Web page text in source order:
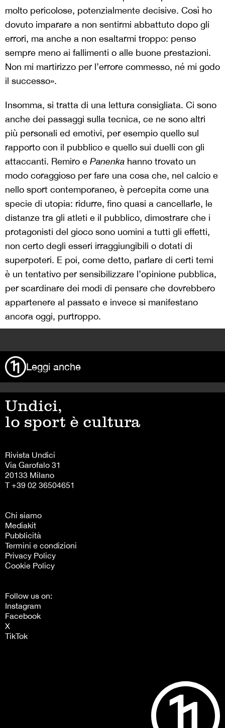
molto pericolose, potenzialmente decisive. Così ho
dovuto imparare a non sentirmi abbattuto dopo gli
errori, ma anche a non esaltarmi troppo: penso
sempre meno ai fallimenti o alle buone prestazioni.
Non mi martirizzo per l’errore commesso, né mi godo
il successo».
Insomma, si tratta di una lettura consigliata. Ci sono
anche dei passaggi sulla tecnica, ce ne sono altri
più personali ed emotivi, per esempio quello sul
rapporto con il pubblico e quello sui duelli con gli
attaccanti. Remiro e Panenka hanno trovato un
modo coraggioso per fare una cosa che, nel calcio e
nello sport contemporaneo, è percepita come una
specie di utopia: ridurre, fino quasi a cancellarle, le
distanze tra gli atleti e il pubblico, dimostrare che i
protagonisti del gioco sono uomini a tutti gli effetti,
non certo degli esseri irraggiungibili o dotati di
superpoteri. E poi, come detto, parlare di certi temi
è un tentativo per sensibilizzare l’opinione pubblica,
per scardinare dei modi di pensare che dovrebbero
appartenere al passato e invece si manifestano
ancora oggi, purtroppo.
Leggi anche
Undici,
lo sport è cultura
Rivista Undici
Via Garofalo 31
20133 Milano
T +39 02 36504651
Chi siamo
Mediakit
Pubblicità
Termini e condizioni
Privacy Policy
Cookie Policy
Follow us on:
Instagram
Facebook
X
TikTok